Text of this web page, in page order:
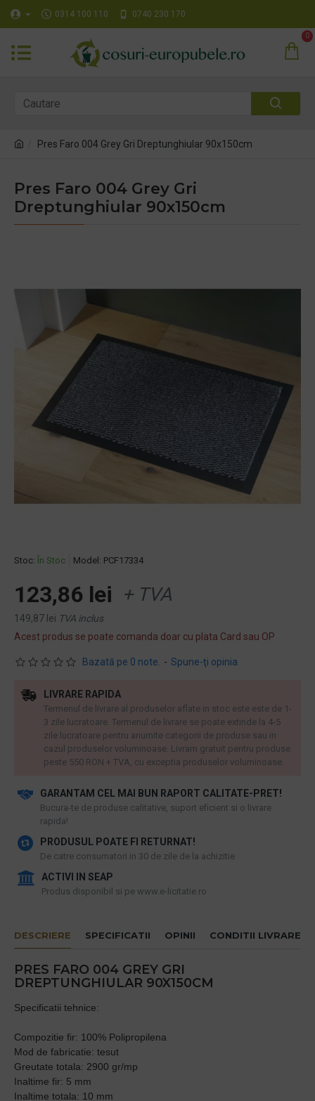
0314 100 110 0740 230 170
0
Pres Faro 004 Grey Gri Dreptunghiular 90x150cm
Pres Faro 004 Grey Gri
Dreptunghiular 90x150cm
Stoc: În Stoc Model: PCF17334
Bazată pe 0 note. - Spune-ţi opinia
123,86 lei + TVA
149,87 lei TVA inclus
Acest produs se poate comanda doar cu plata Card sau OP
GARANTAM CEL MAI BUN RAPORT CALITATE-PRET!
​Bucura-te de produse calitative, suport eficient si o livrare
rapida!
PRODUSUL POATE FI RETURNAT!
De catre consumatori in 30 de zile de la achizitie
ACTIVI IN SEAP
Produs disponibil si pe www.e-licitatie.ro
LIVRARE RAPIDA
Termenul de livrare al produselor aflate in stoc este este de 1-
3 zile lucratoare. Termenul de livrare se poate extinde la 4-5
zile lucratoare pentru anumite categorii de produse sau in
cazul produselor voluminoase. Livram gratuit pentru produse
peste 550 RON + TVA, cu exceptia produselor voluminoase.
DESCRIERE SPECIFICATII OPINII CONDITII LIVRARE
PRES FARO 004 GREY GRI
DREPTUNGHIULAR 90X150CM
Specificatii tehnice:
Compozitie fir: 100% Polipropilena
Mod de fabricatie: tesut
Greutate totala: 2900 gr/mp
Inaltime fir: 5 mm
Inaltime totala: 10 mm